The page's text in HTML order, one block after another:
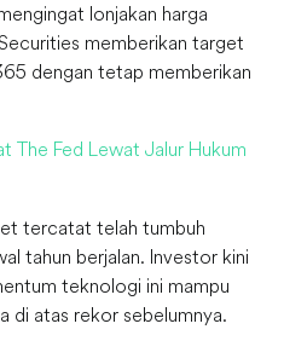
lonjakan harga
memberikan target
dengan tetap memberikan
The Fed Lewat Jalur Hukum
tercatat telah tumbuh
tahun berjalan. Investor kini
teknologi ini mampu
di atas rekor sebelumnya.